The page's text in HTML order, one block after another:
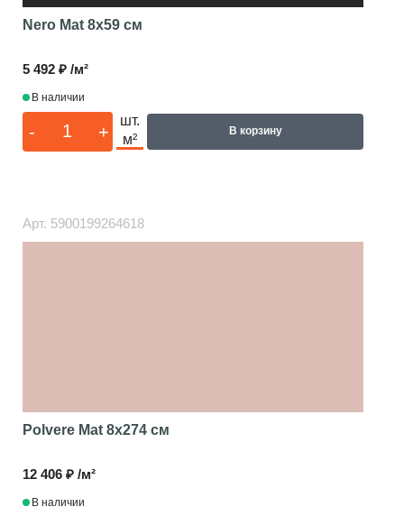
Nero Mat 8x59 см
5 492 ₽ /м²
В наличии
- +
шт.
м²
В корзину
Арт. 5900199264618
Polvere Mat 8x274 см
12 406 ₽ /м²
В наличии